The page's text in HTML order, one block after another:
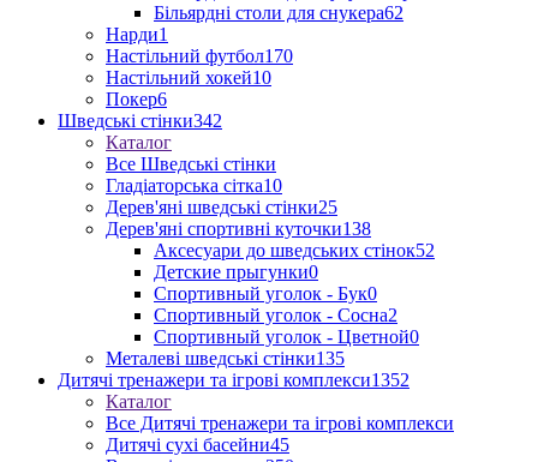
Більярдні столи для снукера62
Нарди1
Настільний футбол170
Настільний хокей10
Покер6
Шведські стінки342
Каталог
Все Шведські стінки
Гладіаторська сітка10
Дерев'яні шведські стінки25
Дерев'яні спортивні куточки138
Аксесуари до шведських стінок52
Детские прыгунки0
Спортивный уголок - Бук0
Спортивный уголок - Сосна2
Спортивный уголок - Цветной0
Металеві шведські стінки135
Дитячі тренажери та ігрові комплекси1352
Каталог
Все Дитячі тренажери та ігрові комплекси
Дитячі сухі басейни45